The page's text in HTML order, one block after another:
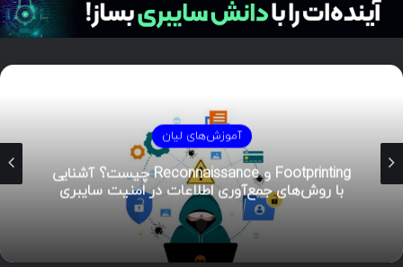
آموزش‌های لیان
هوش تهدیدات سایبری (CTI)؛ راهنمای جامع از
تحلیل تا مدیریت رخداد